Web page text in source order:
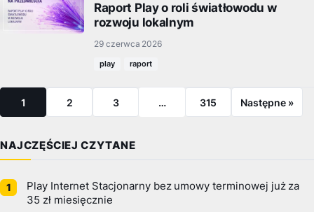
Raport Play o roli światłowodu w
rozwoju lokalnym
29 czerwca 2026
play raport
1 2 3 … 315 Następne »
NAJCZĘŚCIEJ CZYTANE
Play Internet Stacjonarny bez umowy terminowej już za
35 zł miesięcznie